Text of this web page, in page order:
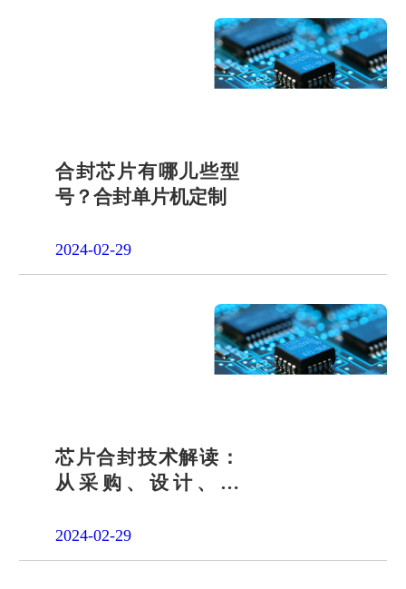
合封芯片有哪儿些型
号？合封单片机定制
2024-02-29
芯片合封技术解读：
从采购、设计、开
凡微？
2024-02-29